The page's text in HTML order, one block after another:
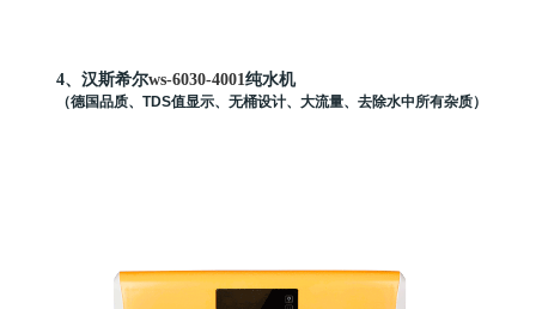
4、汉斯希尔ws-6030-4001纯水机
（德国品质、TDS值显示、无桶设计、大流量、去除水中所有杂质）